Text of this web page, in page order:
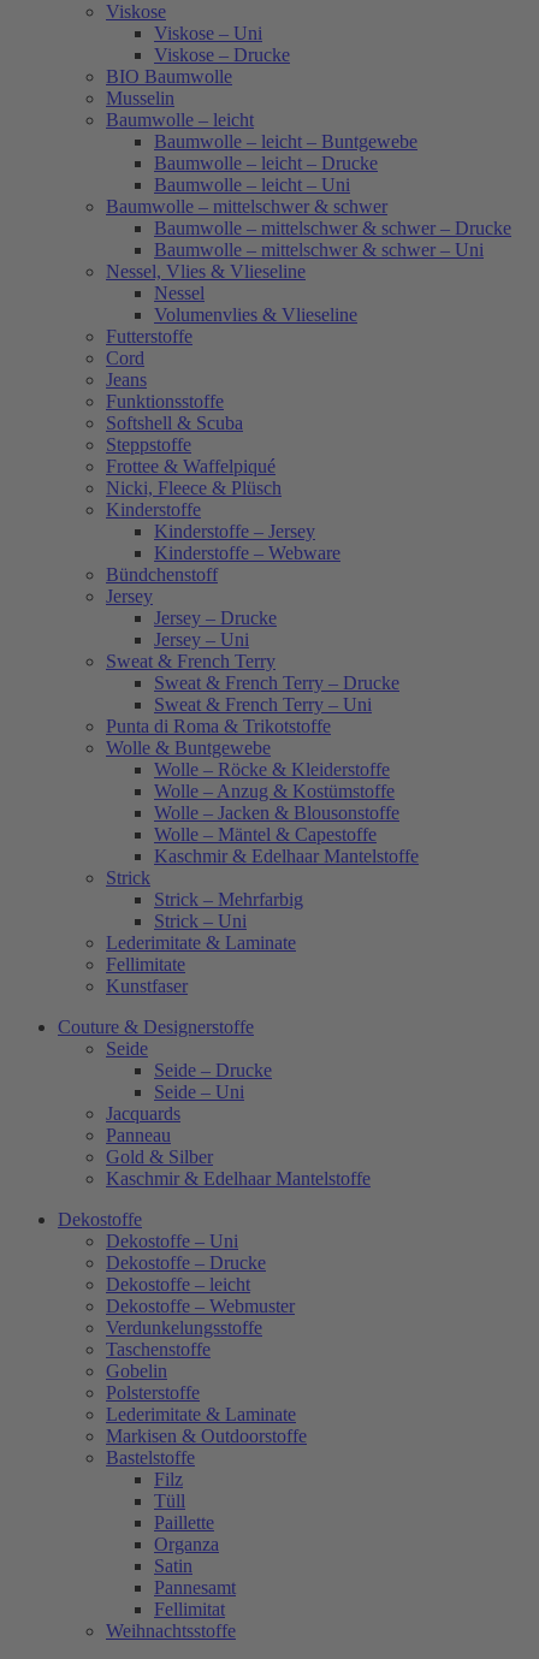
Viskose
Viskose – Uni
Viskose – Drucke
BIO Baumwolle
Musselin
Baumwolle – leicht
Baumwolle – leicht – Buntgewebe
Baumwolle – leicht – Drucke
Baumwolle – leicht – Uni
Baumwolle – mittelschwer & schwer
Baumwolle – mittelschwer & schwer – Drucke
Baumwolle – mittelschwer & schwer – Uni
Nessel, Vlies & Vlieseline
Nessel
Volumenvlies & Vlieseline
Futterstoffe
Cord
Jeans
Funktionsstoffe
Softshell & Scuba
Steppstoffe
Frottee & Waffelpiqué
Nicki, Fleece & Plüsch
Kinderstoffe
Kinderstoffe – Jersey
Kinderstoffe – Webware
Bündchenstoff
Jersey
Jersey – Drucke
Jersey – Uni
Sweat & French Terry
Sweat & French Terry – Drucke
Sweat & French Terry – Uni
Punta di Roma & Trikotstoffe
Wolle & Buntgewebe
Wolle – Röcke & Kleiderstoffe
Wolle – Anzug & Kostümstoffe
Wolle – Jacken & Blousonstoffe
Wolle – Mäntel & Capestoffe
Kaschmir & Edelhaar Mantelstoffe
Strick
Strick – Mehrfarbig
Strick – Uni
Lederimitate & Laminate
Fellimitate
Kunstfaser
Couture & Designerstoffe
Seide
Seide – Drucke
Seide – Uni
Jacquards
Panneau
Gold & Silber
Kaschmir & Edelhaar Mantelstoffe
Dekostoffe
Dekostoffe – Uni
Dekostoffe – Drucke
Dekostoffe – leicht
Dekostoffe – Webmuster
Verdunkelungsstoffe
Taschenstoffe
Gobelin
Polsterstoffe
Lederimitate & Laminate
Markisen & Outdoorstoffe
Bastelstoffe
Filz
Tüll
Paillette
Organza
Satin
Pannesamt
Fellimitat
Weihnachtsstoffe